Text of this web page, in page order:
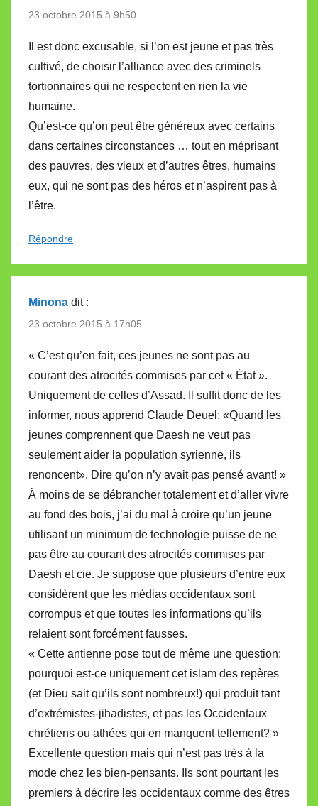
23 octobre 2015 à 9h50
Il est donc excusable, si l’on est jeune et pas très
cultivé, de choisir l’alliance avec des criminels
tortionnaires qui ne respectent en rien la vie
humaine.
Qu’est-ce qu’on peut être généreux avec certains
dans certaines circonstances … tout en méprisant
des pauvres, des vieux et d’autres êtres, humains
eux, qui ne sont pas des héros et n’aspirent pas à
l’être.
Répondre
Minona dit :
23 octobre 2015 à 17h05
« C’est qu’en fait, ces jeunes ne sont pas au
courant des atrocités commises par cet « État ».
Uniquement de celles d’Assad. Il suffit donc de les
informer, nous apprend Claude Deuel: «Quand les
jeunes comprennent que Daesh ne veut pas
seulement aider la population syrienne, ils
renoncent». Dire qu’on n’y avait pas pensé avant! »
À moins de se débrancher totalement et d’aller vivre
au fond des bois, j’ai du mal à croire qu’un jeune
utilisant un minimum de technologie puisse de ne
pas être au courant des atrocités commises par
Daesh et cie. Je suppose que plusieurs d’entre eux
considèrent que les médias occidentaux sont
corrompus et que toutes les informations qu’ils
relaient sont forcément fausses.
« Cette antienne pose tout de même une question:
pourquoi est-ce uniquement cet islam des repères
(et Dieu sait qu’ils sont nombreux!) qui produit tant
d’extrémistes-jihadistes, et pas les Occidentaux
chrétiens ou athées qui en manquent tellement? »
Excellente question mais qui n’est pas très à la
mode chez les bien-pensants. Ils sont pourtant les
premiers à décrire les occidentaux comme des êtres